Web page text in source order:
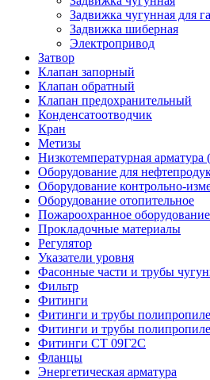
Задвижка чугунная для
Задвижка шиберная
Электропривод
Затвор
Клапан запорный
Клапан обратный
Клапан предохранительный
Конденсатоотводчик
Кран
Метизы
Низкотемпературная
Оборудование для
Оборудование контрольно-
Оборудование отопительное
Пожароохранное оборудование
Прокладочные материалы
Регулятор
Указатели уровня
Фасонные части и трубы
Фильтр
Фитинги
Фитинги и трубы
Фитинги и трубы
Фитинги СТ 09Г2С
Фланцы
Энергетическая арматура